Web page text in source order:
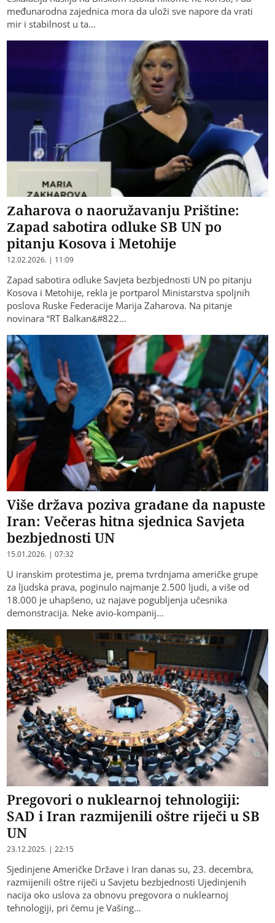
međunarodna zajednica mora da uloži sve napore da vrati
mir i stabilnost u ta…
Zaharova o naoružavanju Prištine:
Zapad sabotira odluke SB UN po
pitanju Kosova i Metohije
12.02.2026. | 11:09
Zapad sabotira odluke Savjeta bezbjednosti UN po pitanju
Kosova i Metohije, rekla je portparol Ministarstva spoljnih
poslova Ruske Federacije Marija Zaharova. Na pitanje
novinara “RT Balkan&#822…
Više država poziva građane da napuste
Iran: Večeras hitna sjednica Savjeta
bezbjednosti UN
15.01.2026. | 07:32
U iranskim protestima je, prema tvrdnjama američke grupe
za ljudska prava, poginulo najmanje 2.500 ljudi, a više od
18.000 je uhapšeno, uz najave pogubljenja učesnika
demonstracija. Neke avio-kompanij…
Pregovori o nuklearnoj tehnologiji:
SAD i Iran razmijenili oštre riječi u SB
UN
23.12.2025. | 22:15
Sjedinjene Američke Države i Iran danas su, 23. decembra,
razmijenili oštre riječi u Savjetu bezbjednosti Ujedinjenih
nacija oko uslova za obnovu pregovora o nuklearnoj
tehnologiji, pri čemu je Vašing…